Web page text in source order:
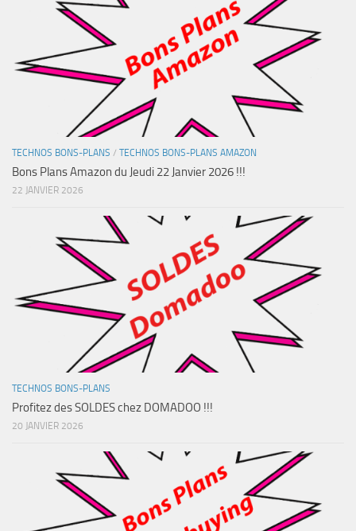
TECHNOS BONS-PLANS / TECHNOS BONS-PLANS AMAZON
Bons Plans Amazon du Jeudi 22 Janvier 2026 !!!
22 JANVIER 2026
TECHNOS BONS-PLANS
Profitez des SOLDES chez DOMADOO !!!
20 JANVIER 2026